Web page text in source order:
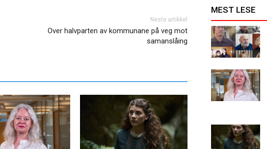
Neste artikkel
Over halvparten av kommunane på veg mot
samanslåing
MEST LESE